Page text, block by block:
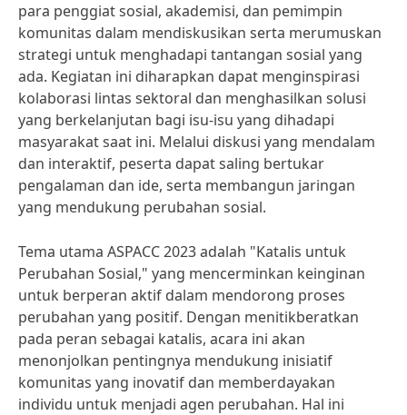
para penggiat sosial, akademisi, dan pemimpin
komunitas dalam mendiskusikan serta merumuskan
strategi untuk menghadapi tantangan sosial yang
ada. Kegiatan ini diharapkan dapat menginspirasi
kolaborasi lintas sektoral dan menghasilkan solusi
yang berkelanjutan bagi isu-isu yang dihadapi
masyarakat saat ini. Melalui diskusi yang mendalam
dan interaktif, peserta dapat saling bertukar
pengalaman dan ide, serta membangun jaringan
yang mendukung perubahan sosial.
Tema utama ASPACC 2023 adalah "Katalis untuk
Perubahan Sosial," yang mencerminkan keinginan
untuk berperan aktif dalam mendorong proses
perubahan yang positif. Dengan menitikberatkan
pada peran sebagai katalis, acara ini akan
menonjolkan pentingnya mendukung inisiatif
komunitas yang inovatif dan memberdayakan
individu untuk menjadi agen perubahan. Hal ini